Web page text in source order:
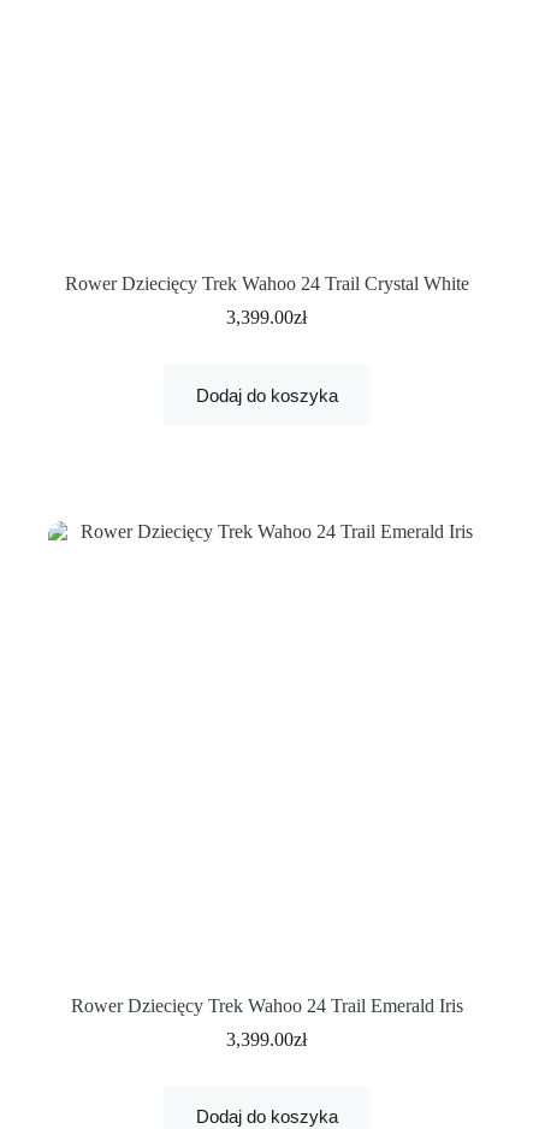
Rower Dziecięcy Trek Wahoo 24 Trail Crystal White
3,399.00zł
Dodaj do koszyka
Rower Dziecięcy Trek Wahoo 24 Trail Emerald Iris
3,399.00zł
Dodaj do koszyka